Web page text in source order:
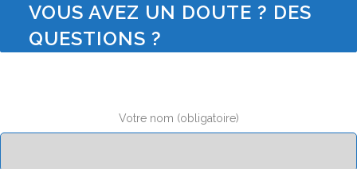
VOUS AVEZ UN DOUTE ? DES
QUESTIONS ?
Votre nom (obligatoire)